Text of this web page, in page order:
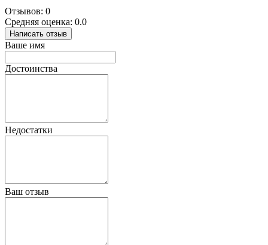
Отзывов: 0
Средняя оценка: 0.0
Написать отзыв
Ваше имя
Достоинства
Недостатки
Ваш отзыв